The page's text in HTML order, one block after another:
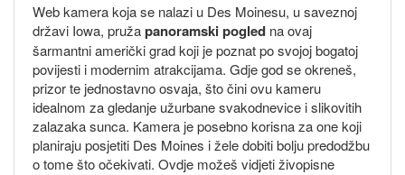
Web kamera koja se nalazi u Des Moinesu, u saveznoj
državi Iowa, pružapanoramski pogled na ovaj
šarmantni američki grad koji je poznat po svojoj bogatoj
povijesti i modernim atrakcijama. Gdje god se okreneš,
prizor te jednostavno osvaja, što čini ovu kameru
idealnom za gledanje užurbane svakodnevice i slikovitih
zalazaka sunca. Kamera je posebno korisna za one koji
planiraju posjetiti Des Moines i žele dobiti bolju predodžbu
o tome što očekivati. Ovdje možeš vidjeti živopisne